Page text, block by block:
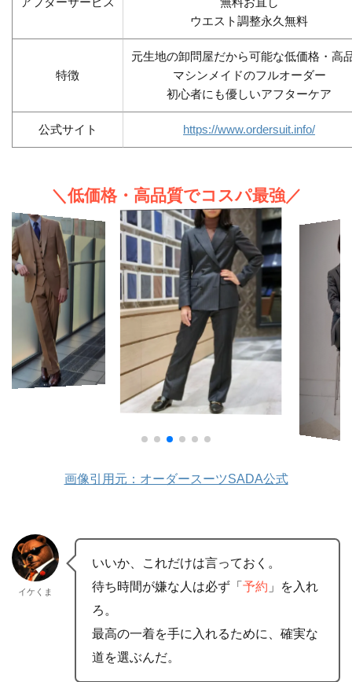
ウエスト調整永久無料
特徴
元生地の卸問屋だから可能な低価格・高
マシンメイドのフルオーダー
初心者にも優しいアフターケア
公式サイト https://www.ordersuit.info/
＼低価格・高品質でコスパ最強／
画像引用元：オーダースーツSADA公式
イケくま
いいか、これだけは言っておく。
待ち時間が嫌な人は必ず「 予約 」を入れ
ろ。
最高の一着を手に入れるために、確実な
道を選ぶんだ。